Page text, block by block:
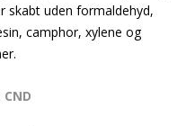
skabt uden formaldehyd,
camphor, xylene og
CND